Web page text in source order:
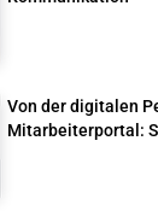
Von der digitalen
Mitarbeiterportal: